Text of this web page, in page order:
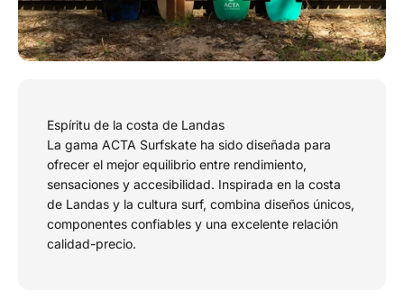
Espíritu de la costa de Landas
La gama ACTA Surfskate ha sido diseñada para
ofrecer el mejor equilibrio entre rendimiento,
sensaciones y accesibilidad. Inspirada en la costa
de Landas y la cultura surf, combina diseños únicos,
componentes confiables y una excelente relación
calidad-precio.